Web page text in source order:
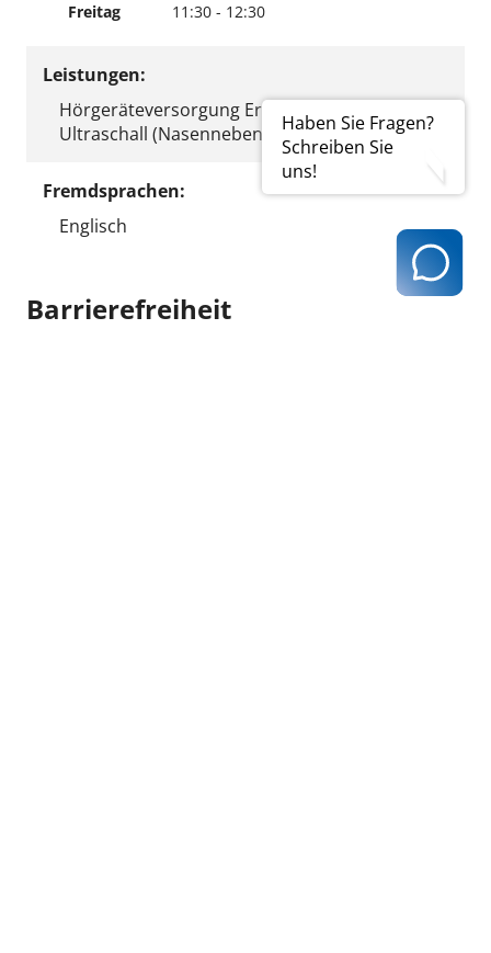
Haben Sie Fragen?
Schreiben Sie
uns!
Freitag
11:30 - 12:30
Leistungen:
Hörgeräteversorgung Erwachsene/Kinder
Ultraschall (Nasennebenhöhlen)
Fremdsprachen:
Englisch
Barrierefreiheit